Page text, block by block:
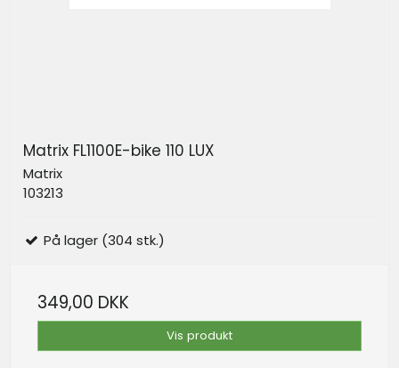
Matrix FL1100E-bike 110 LUX
Matrix
103213
På lager (304 stk.)
349,00 DKK
Vis produkt